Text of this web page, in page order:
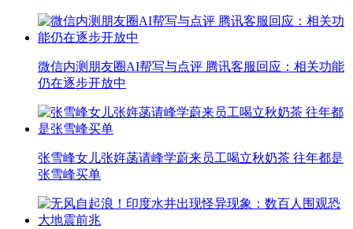
微信内测朋友圈AI帮写与点评 腾讯客服回应：相关功能
仍在逐步开放中
张雪峰女儿张姩菡请峰学蔚来员工喝立秋奶茶 往年都是
张雪峰买单